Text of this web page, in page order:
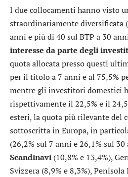
I due collocamenti hanno visto
straordinariamente diversificata
anni e più di 40 sul BTP a 30
interesse da parte degli
quota allocata presso questi
per il titolo a 7 anni e al 75,5%
mentre gli investitori domestici
rispettivamente il 22,5% e il
esteri, la quota più rilevante del
sottoscritta in Europa, in
(26,2% sul 7 anni e 26,1% sul
Scandinavi (10,8% e 13,4%),
Svizzera (8,9% e 8,3%), Penisola